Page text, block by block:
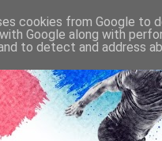
cookies from Google to
Google along with
to detect and address